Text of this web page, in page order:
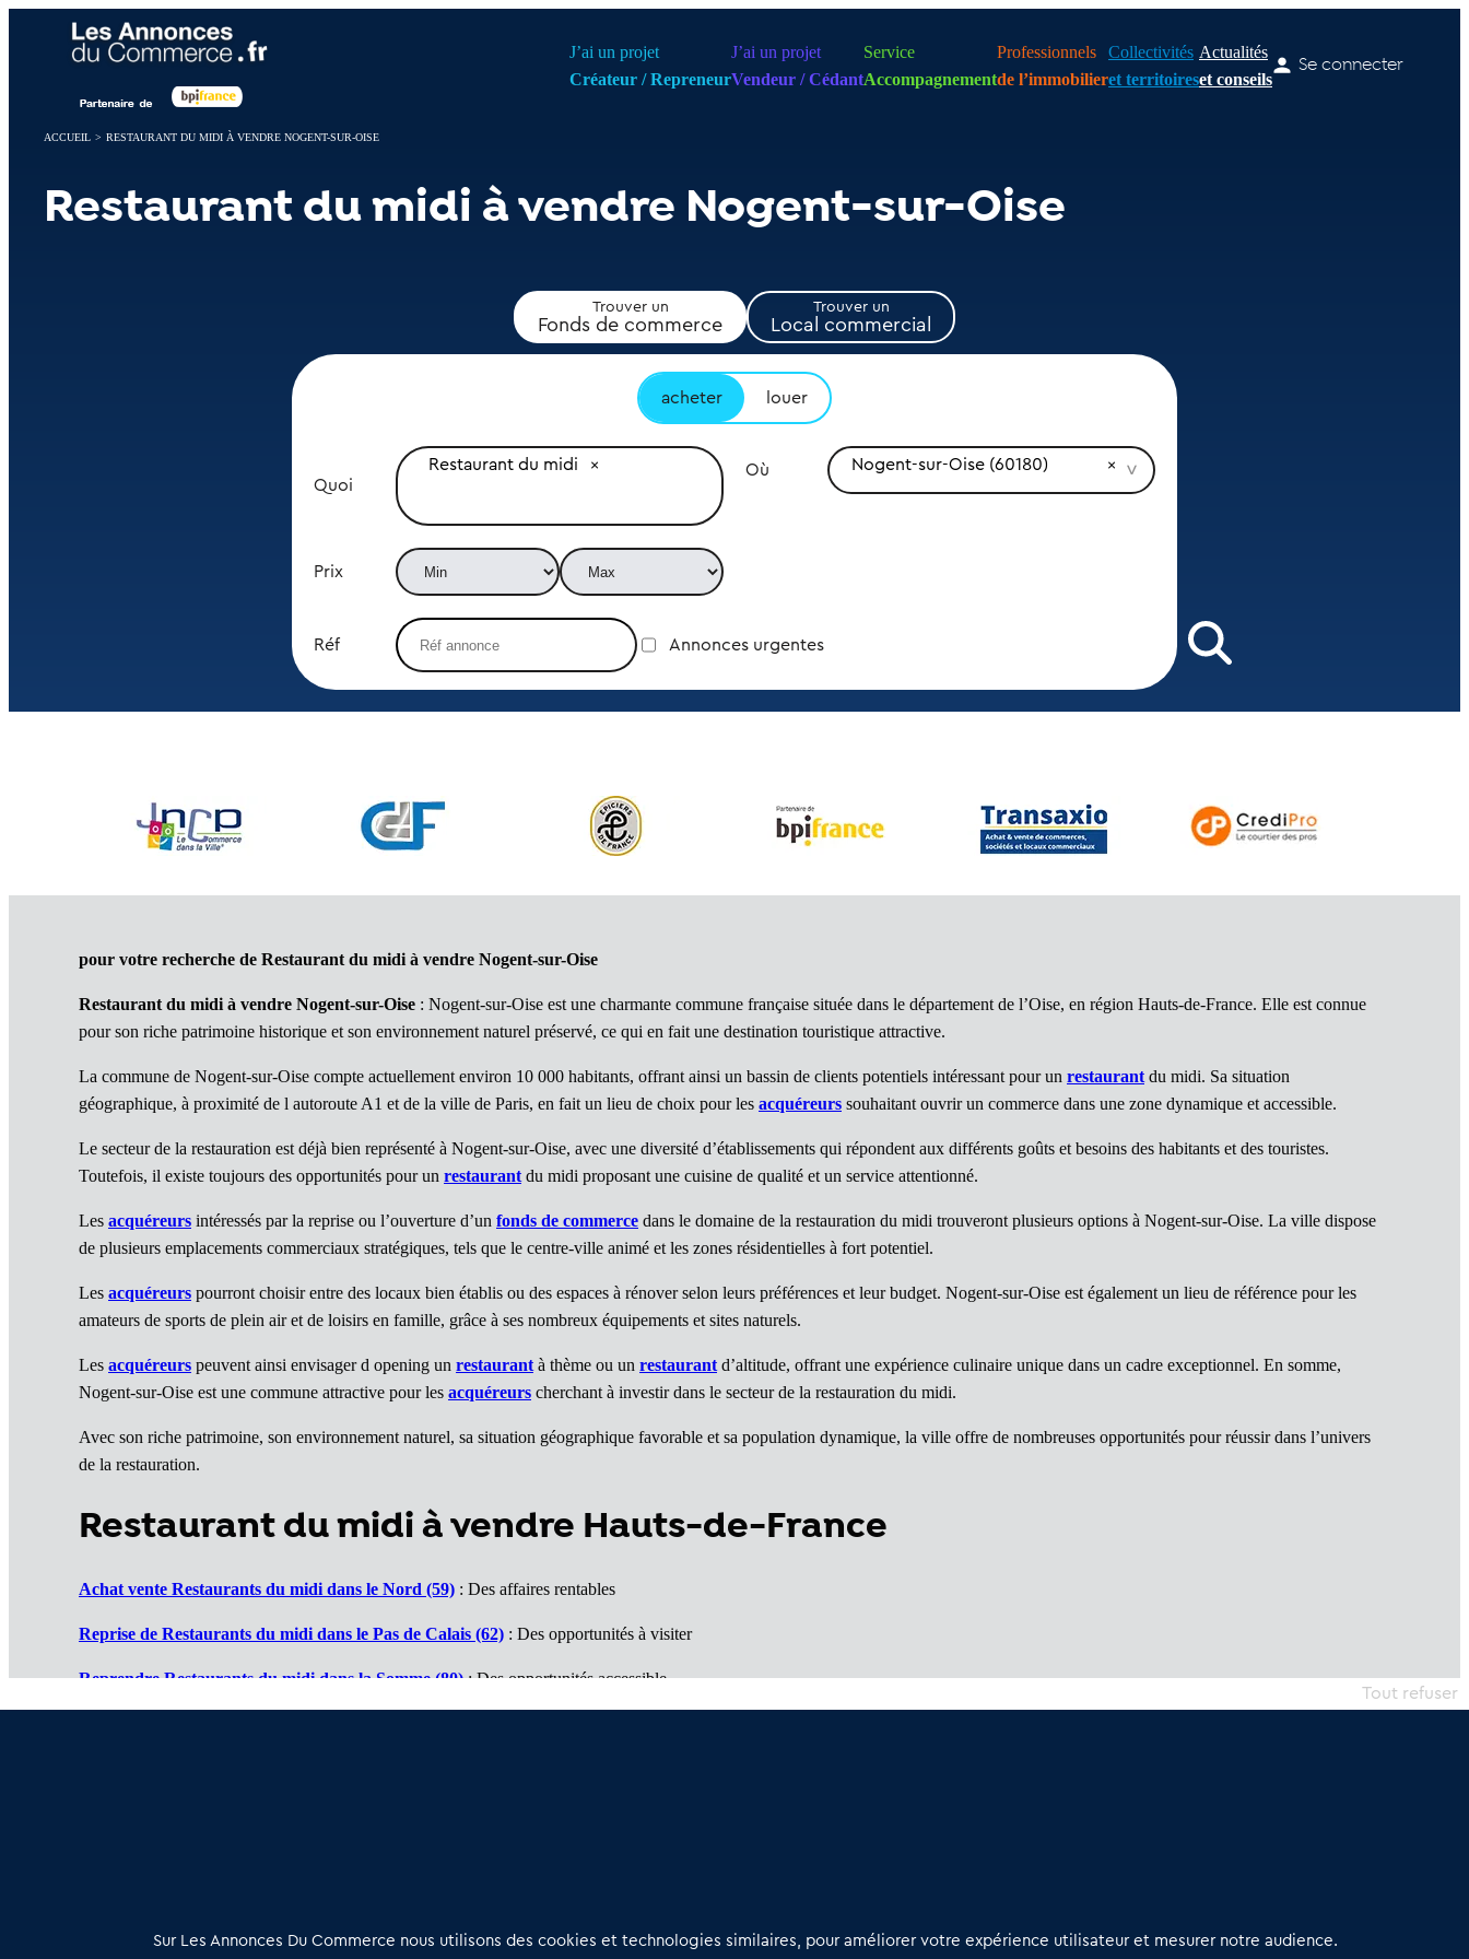
J’ai un projet
Créateur / Repreneur
J’ai un projet
Vendeur / Cédant
Service
Accompagnement
Professionnels
de l’immobilier
Collectivités
et territoires
Actualités
et conseils
Se connecter
ACCUEIL > RESTAURANT DU MIDI À VENDRE NOGENT-SUR-OISE
Restaurant du midi à vendre Nogent-sur-Oise
Trouver un
Fonds de commerce
Trouver un
Local commercial
acheter louer
Quoi
Restaurant du midi Où Nogent-sur-Oise (60180)
Prix
Réf Annonces urgentes
pour votre recherche de Restaurant du midi à vendre Nogent-sur-Oise
Restaurant du midi à vendre Nogent-sur-Oise : Nogent-sur-Oise est une charmante commune française située dans le département de l’Oise, en région Hauts-de-France. Elle est connue
pour son riche patrimoine historique et son environnement naturel préservé, ce qui en fait une destination touristique attractive.
La commune de Nogent-sur-Oise compte actuellement environ 10 000 habitants, offrant ainsi un bassin de clients potentiels intéressant pour un restaurant du midi. Sa situation
géographique, à proximité de l autoroute A1 et de la ville de Paris, en fait un lieu de choix pour les acquéreurs souhaitant ouvrir un commerce dans une zone dynamique et accessible.
Le secteur de la restauration est déjà bien représenté à Nogent-sur-Oise, avec une diversité d’établissements qui répondent aux différents goûts et besoins des habitants et des touristes.
Toutefois, il existe toujours des opportunités pour un restaurant du midi proposant une cuisine de qualité et un service attentionné.
Les acquéreurs intéressés par la reprise ou l’ouverture d’un fonds de commerce dans le domaine de la restauration du midi trouveront plusieurs options à Nogent-sur-Oise. La ville dispose
de plusieurs emplacements commerciaux stratégiques, tels que le centre-ville animé et les zones résidentielles à fort potentiel.
Les acquéreurs pourront choisir entre des locaux bien établis ou des espaces à rénover selon leurs préférences et leur budget. Nogent-sur-Oise est également un lieu de référence pour les
amateurs de sports de plein air et de loisirs en famille, grâce à ses nombreux équipements et sites naturels.
Les acquéreurs peuvent ainsi envisager d opening un restaurant à thème ou un restaurant d’altitude, offrant une expérience culinaire unique dans un cadre exceptionnel. En somme,
Nogent-sur-Oise est une commune attractive pour les acquéreurs cherchant à investir dans le secteur de la restauration du midi.
Avec son riche patrimoine, son environnement naturel, sa situation géographique favorable et sa population dynamique, la ville offre de nombreuses opportunités pour réussir dans l’univers
de la restauration.
Restaurant du midi à vendre Hauts-de-France
Achat vente Restaurants du midi dans le Nord (59) : Des affaires rentables
Reprise de Restaurants du midi dans le Pas de Calais (62) : Des opportunités à visiter
Reprendre Restaurants du midi dans la Somme (80): Des opportunités accessible
02 54 56 03 17
Panneau de gestion des cookies
Sur Les Annonces Du Commerce nous utilisons des cookies et technologies similaires, pour améliorer votre expérience utilisateur et mesurer notre audience.
Tout refuser